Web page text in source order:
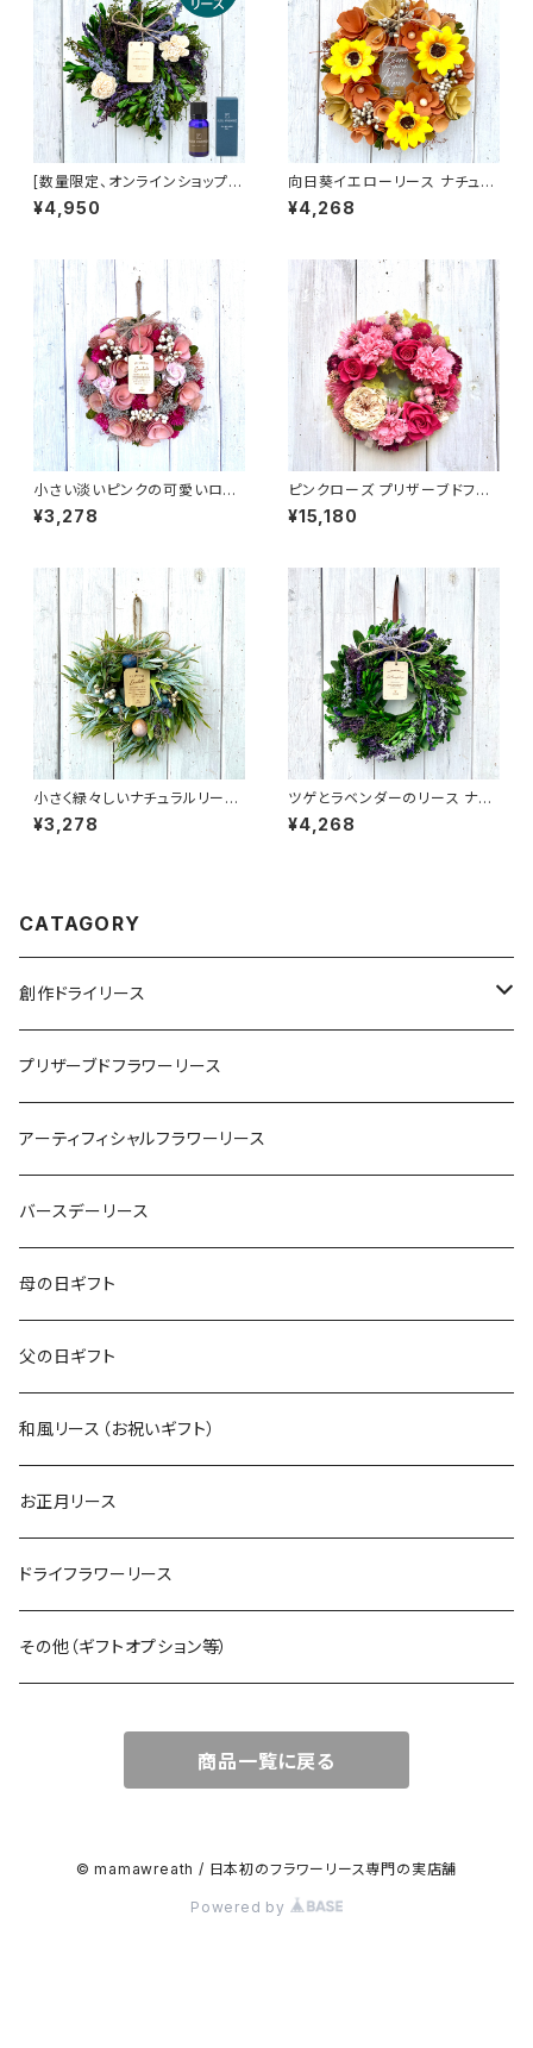
[数量限定、オンラインショップ限
定] 小さな虫よけリース 天然く
すのき防虫 カンフルオイル 樟脳
秋 梅雨 ギフト プレゼント フラワ
ーリース ドライフラワー 【WWR
-009S】
¥4,950
向日葵イエローリース ナチュラ
ルリース 春夏 ギフト プレゼント
フラワーリース ドライフラワー
¥4,268
小さい淡いピンクの可愛いロー
ズリース ナチュラルリース オー
ルシーズン 春夏秋冬 ギフト プ
¥3,278
ピンクローズ プリザーブドフラ
ワーリース カーネーション オー
ルシーズン 春夏秋冬 紫陽花 ナ
¥15,180
小さく緑々しいナチュラルリース
オールシーズン 春夏秋冬 ギフト
プレゼント フラワーリース 造花
¥3,278
ツゲとラベンダーのリース ナチ
ュラルリース オールシーズン 春
夏秋冬 ギフト プレゼント フラワ
¥4,268
CATAGORY
創作ドライリース
スプリングリース（通年リース）
サマーリース（シェルリース等）
オータムリース（ハロウィンリース）
ウィンターリース（クリスマスリース）
プリザーブドフラワーリース
アーティフィシャルフラワーリース
バースデーリース
母の日ギフト
父の日ギフト
和風リース（お祝いギフト）
お正月リース
ドライフラワーリース
その他（ギフトオプション等）
商品一覧に戻る
© mamawreath / 日本初のフラワーリース専門の実店舗
Powered by